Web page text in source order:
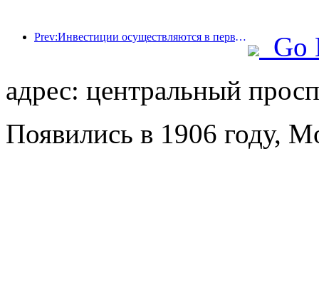
Prev:Инвестиции осуществляются в первую очередь, а отели среднего и высокого класса уже прошли стадию спекуляций.
Go
адрес: центральный
Появились в 1906 году,